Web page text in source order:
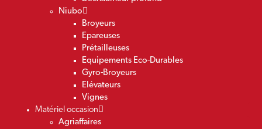
Niubo
Broyeurs
Epareuses
Prétailleuses
Equipements Eco-Durables
Gyro-Broyeurs
Elévateurs
Vignes
Matériel occasion
Agriaffaires